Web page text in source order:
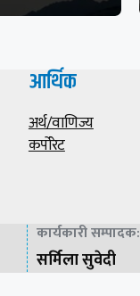
आर्थिक
अर्थ/वाणिज्य
कर्पोरेट
कार्यकारी सम्पादक:
सर्मिला सुवेदी